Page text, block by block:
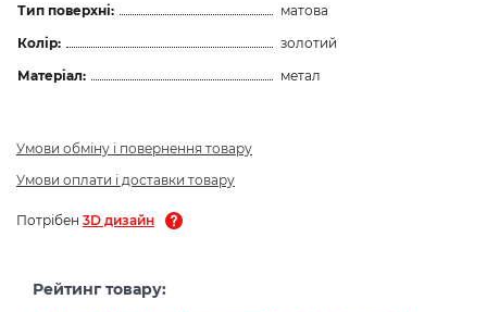
Тип поверхні:
матова
Колір:
золотий
Матеріал:
метал
Умови обміну і повернення товару
Умови оплати і доставки товару
Потрібен 3D дизайн
Рейтинг товару: